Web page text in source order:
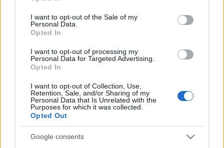
use your data for below specified purposes in below Google
consent section.
I want to opt-out of the Sale of my
Personal Data.
Opted In
I want to opt-out of processing my
Personal Data for Targeted Advertising.
Opted In
I want to opt-out of Collection, Use,
Retention, Sale, and/or Sharing of my
Personal Data that Is Unrelated with the
Purposes for which it was collected.
Opted Out
Google consents
Ημ/νια Έκδοσης:14/10/2019
Κατηγορίες:
Μία άκρως ενδιαφέρουσα συνάντηση με την Ειδική
Απεσταλμένη του Γενικού Γραμματέα ΟΗΕ για τη
Νεολαία, κυρία Τζαγιάθμα Βικραμαναγιάκε, είχε ο Γενικός
Έφορος των Ελλήνων Προσκόπων κ. Χριστόφορος
Μητρομάρας, την Παρασκευή 11 Οκτωβρίου 2019.
κοινωνικό έργο που προσφέρει η Προσκοπική Κίνηση